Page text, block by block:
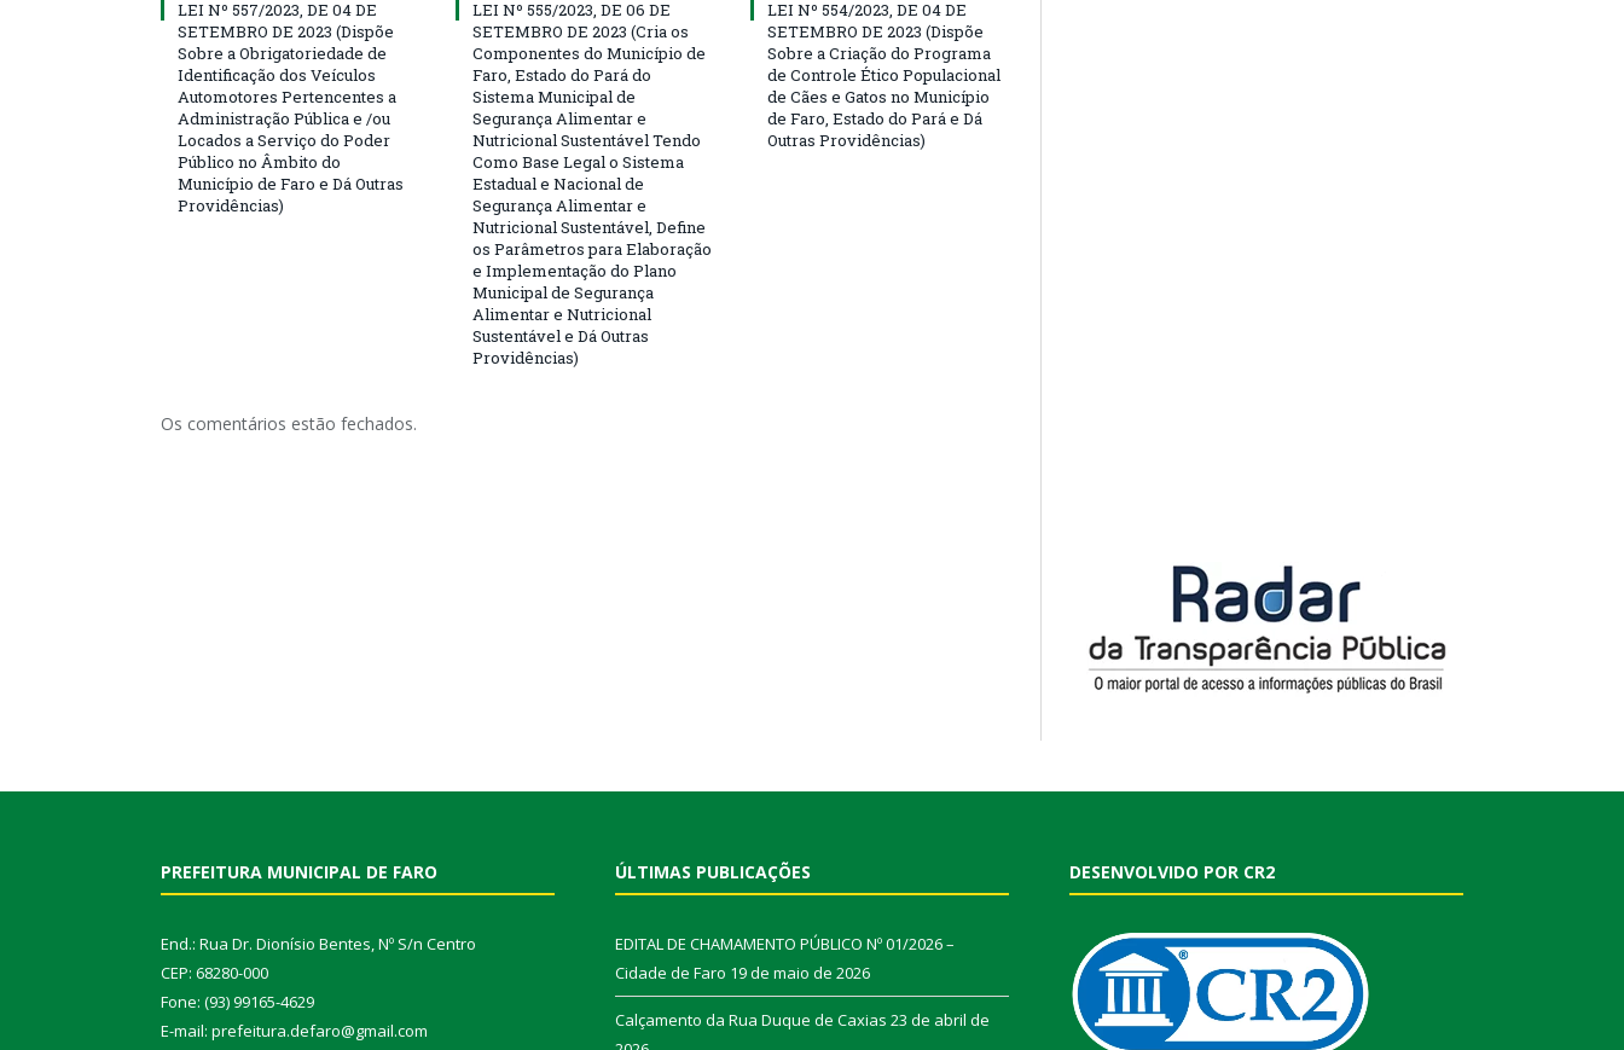
LEI Nº 557/2023, DE 04 DE
SETEMBRO DE 2023 (Dispõe
Sobre a Obrigatoriedade de
Identificação dos Veículos
Automotores Pertencentes a
Administração Pública e /ou
Locados a Serviço do Poder
Público no Âmbito do
Município de Faro e Dá Outras
Providências)
LEI Nº 555/2023, DE 06 DE
SETEMBRO DE 2023 (Cria os
Componentes do Município de
Faro, Estado do Pará do
Sistema Municipal de
Segurança Alimentar e
Nutricional Sustentável Tendo
Como Base Legal o Sistema
Estadual e Nacional de
Segurança Alimentar e
Nutricional Sustentável, Define
os Parâmetros para Elaboração
e Implementação do Plano
Municipal de Segurança
Alimentar e Nutricional
Sustentável e Dá Outras
Providências)
LEI Nº 554/2023, DE 04 DE
SETEMBRO DE 2023 (Dispõe
Sobre a Criação do Programa
de Controle Ético Populacional
de Cães e Gatos no Município
de Faro, Estado do Pará e Dá
Outras Providências)
Os comentários estão fechados.
PREFEITURA MUNICIPAL DE FARO
End.: Rua Dr. Dionísio Bentes, Nº S/n Centro
CEP: 68280-000
Fone: (93) 99165-4629
E-mail: prefeitura.defaro@gmail.com
ÚLTIMAS PUBLICAÇÕES
EDITAL DE CHAMAMENTO PÚBLICO Nº 01/2026 –
Cidade de Faro 19 de maio de 2026
Calçamento da Rua Duque de Caxias 23 de abril de
DESENVOLVIDO POR CR2